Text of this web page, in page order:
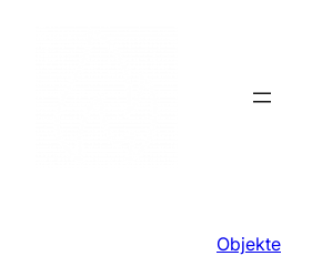
Objekte